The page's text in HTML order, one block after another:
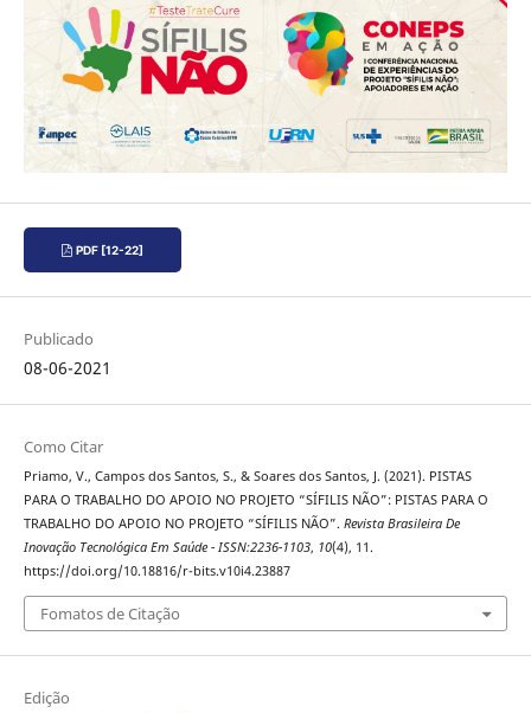
PDF [12-22]
Publicado
08-06-2021
Como Citar
Priamo, V., Campos dos Santos, S., & Soares dos Santos, J. (2021). PISTAS
PARA O TRABALHO DO APOIO NO PROJETO “SÍFILIS NÃO”: PISTAS PARA O
TRABALHO DO APOIO NO PROJETO “SÍFILIS NÃO”. Revista Brasileira De
Inovação Tecnológica Em Saúde - ISSN:2236-1103, 10(4), 11.
https://doi.org/10.18816/r-bits.v10i4.23887
Fomatos de Citação
Edição